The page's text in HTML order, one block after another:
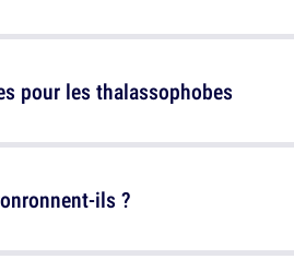
ils ?
pour les thalassophobes